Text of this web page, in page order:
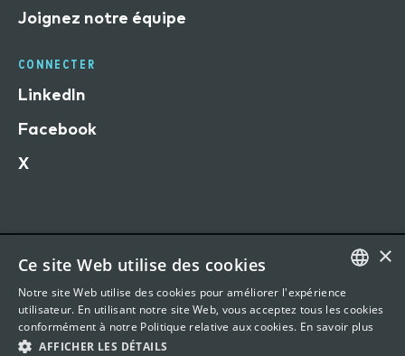
Joignez notre équipe
CONNECTER
LinkedIn
Facebook
X
Conditions d'utilisation du site Web
Déclaration de confidentialité
©2026 Vertafore, Inc. 1440 Rue Sainte-Catherine O,
ENGLISH
FRENCH
×
Ce site Web utilise des cookies
Notre site Web utilise des cookies pour améliorer l'expérience
utilisateur. En utilisant notre site Web, vous acceptez tous les cookies
conformément à notre Politique relative aux cookies. En savoir plus
AFFICHER LES DÉTAILS